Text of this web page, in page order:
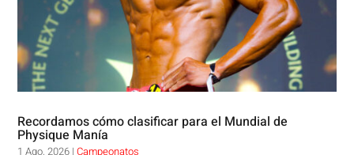
Recordamos cómo clasificar para el Mundial de
Physique Manía
1 Ago, 2026 |Campeonatos